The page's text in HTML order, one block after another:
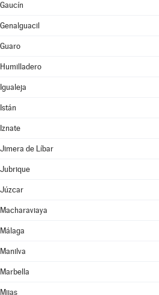
Gaucín
Genalguacil
Guaro
Humilladero
Igualeja
Istán
Iznate
Jimera de Líbar
Jubrique
Júzcar
Macharaviaya
Málaga
Manilva
Marbella
Mijas